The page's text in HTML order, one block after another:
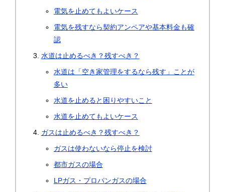
電気を止めてもよいケース
電気を残すなら契約アンペアや基本料金も確
認
水道は止めるべき？残すべき？
水道は「空き家管理をするなら残す」ことが
多い
水道を止めると困りやすいこと
水道を止めてもよいケース
ガスは止めるべき？残すべき？
ガスは使わないなら停止を検討
都市ガスの場合
LPガス・プロパンガスの場合